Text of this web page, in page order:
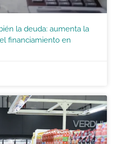
la deuda: aumenta la
financiamiento en